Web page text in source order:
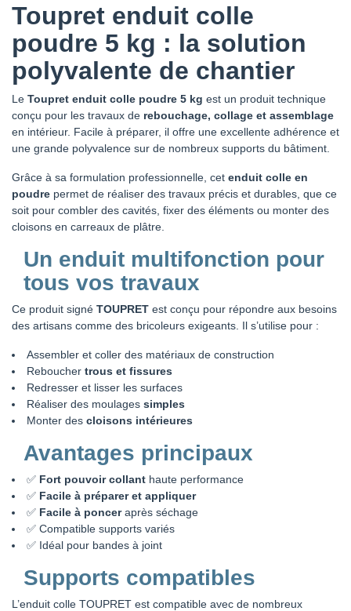
Toupret enduit colle
poudre 5 kg : la solution
polyvalente de chantier
Le Toupret enduit colle poudre 5 kg est un produit technique
conçu pour les travaux de rebouchage, collage et assemblage
en intérieur. Facile à préparer, il offre une excellente adhérence et
une grande polyvalence sur de nombreux supports du bâtiment.
Grâce à sa formulation professionnelle, cet enduit colle en
poudre permet de réaliser des travaux précis et durables, que ce
soit pour combler des cavités, fixer des éléments ou monter des
cloisons en carreaux de plâtre.
Un enduit multifonction pour
tous vos travaux
Ce produit signé TOUPRET est conçu pour répondre aux besoins
des artisans comme des bricoleurs exigeants. Il s’utilise pour :
Assembler et coller des matériaux de construction
Reboucher trous et fissures
Redresser et lisser les surfaces
Réaliser des moulages simples
Monter des cloisons intérieures
Avantages principaux
✅ Fort pouvoir collant haute performance
✅ Facile à préparer et appliquer
✅ Facile à ponceraprès séchage
✅ Compatible supports variés
✅ Idéal pour bandes à joint
Supports compatibles
L’enduit colle TOUPRET est compatible avec de nombreux